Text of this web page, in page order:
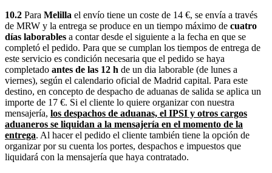
10.2 Para Melilla el envío tiene un coste de 14 €, se envía a través
de MRW y la entrega se produce en un tiempo máximo de cuatro
días laborables a contar desde el siguiente a la fecha en que se
completó el pedido. Para que se cumplan los tiempos de entrega de
este servicio es condición necesaria que el pedido se haya
completado antes de las 12 h de un dia laborable (de lunes a
viernes), según el calendario oficial de Madrid capital. Para este
destino, en concepto de despacho de aduanas de salida se aplica un
importe de 17 €. Si el cliente lo quiere organizar con nuestra
mensajería, los despachos de aduanas, el IPSI y otros cargos
aduaneros se liquidan a la mensajería en el momento de la
entrega. Al hacer el pedido el cliente también tiene la opción de
organizar por su cuenta los portes, despachos e impuestos que
liquidará con la mensajería que haya contratado.